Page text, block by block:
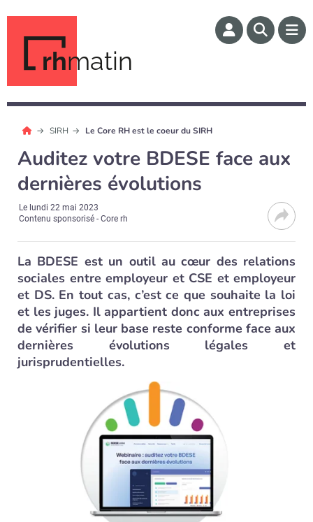
rhmatin
SIRH Le Core RH est le coeur du SIRH
Auditez votre BDESE face aux
dernières évolutions
Le lundi 22 mai 2023
Contenu sponsorisé - Core rh
La BDESE est un outil au cœur des relations
sociales entre employeur et CSE et employeur
et DS. En tout cas, c’est ce que souhaite la loi
et les juges. Il appartient donc aux entreprises
de vérifier si leur base reste conforme face aux
dernières évolutions légales et
jurisprudentielles.